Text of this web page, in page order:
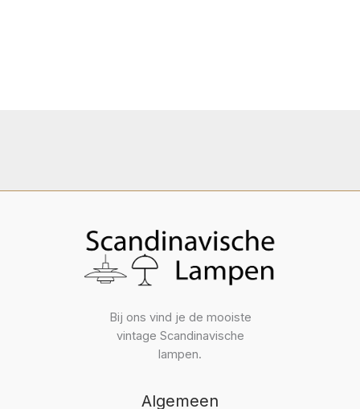
Bij ons vind je de mooiste
vintage Scandinavische
lampen.
Algemeen